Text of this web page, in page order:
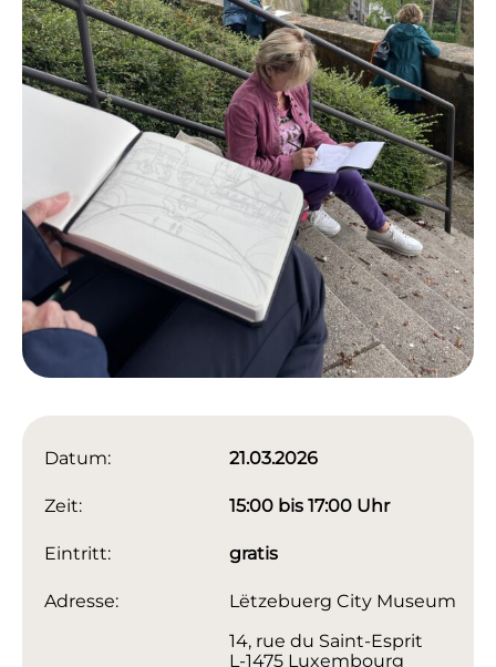
Datum: 21.03.2026
Zeit: 15:00 bis 17:00 Uhr
Eintritt: gratis
Adresse:
Lëtzebuerg City Museum
14, rue du Saint-Esprit
L-1475 Luxembourg